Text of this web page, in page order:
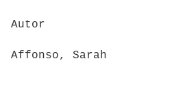
Autor
Affonso, Sarah